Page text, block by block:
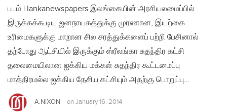
படம் | lankanewspapers இலங்கையின் அரசியலமைப்பில்
இருக்கக்கூடிய ஜனநாயகத்துக்கு முரணான, இயற்கை
உரிமைகளுக்கு மாறான சில சரத்துக்களைப் பற்றி பேசினால்
தற்போது ஆட்சியில் இருக்கும் ஸ்ரீலங்கா சுதந்திர கட்சி
தலைமையிலான ஐக்கிய மக்கள் சுதந்திர கூட்டமைப்பு
மாத்திரமல்ல ஐக்கிய தேசிய கட்சியும் அதற்கு பொறுப்பு…
A.NIXON on January 16, 2014